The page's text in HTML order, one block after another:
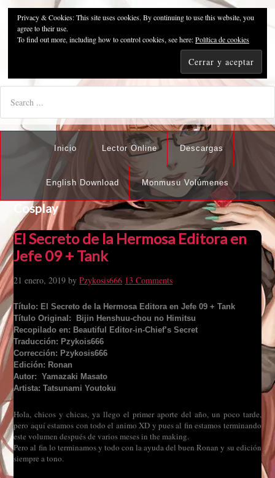
Pzykosis666HFansub
"I'm the best there is at what I do, but what I do best isn't very
Inicio Lector Online Descargas
English Download Monmusu Volúmenes
Cosplay
El Secreto de la Hermosa Editora en
Jefe 09 + Tank
21 enero, 2019 byPzykosis666 13 Comments
Título: El Secreto de la Hermosa Editora en Jefe 09 + Tank
Título Original: Bijin Henshuu-chou no Himitsu
Recopilado en: Beautiful Editor-in-Chief’s Secret
Traducción: Pzykois666
Corrección: Pzykosis666
Edición: Ronan
Autor: Yamazaki Masato
Artista: Tatsunami Youtoku
Hola, chicos y chicas, ya llego el primer aporte del año, un poco tarde,
pero aquí estamos con todo el animo XD y pues al fin estamos terminando
este volumen después de varios meses in the making.
Pero al fin lo terminamos y todo con la ayuda del buen Ronan y su edición
siempre a tono.
Privacy & Cookies: This site uses cookies. By continuing to use this website, you
agree to their use.
To find out more, including how to control cookies, see here:Política de cookies